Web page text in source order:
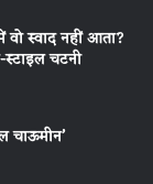
वो स्वाद नहीं आता?
स्टाइल चटनी
चाऊमीन’